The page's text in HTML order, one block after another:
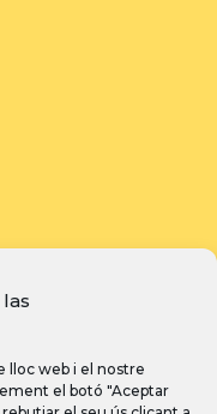
lloc web i el nostre
el botó "Aceptar